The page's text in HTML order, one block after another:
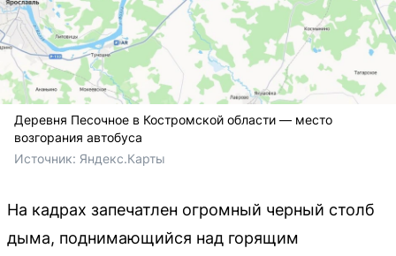
Деревня Песочное в Костромской области — место
возгорания автобуса
Источник: Яндекс.Карты
На кадрах запечатлен огромный черный столб
дыма, поднимающийся над горящим